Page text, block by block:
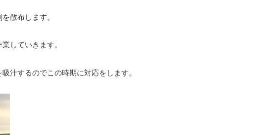
散布します。
していきます。
汁するのでこの時期に対応をします。